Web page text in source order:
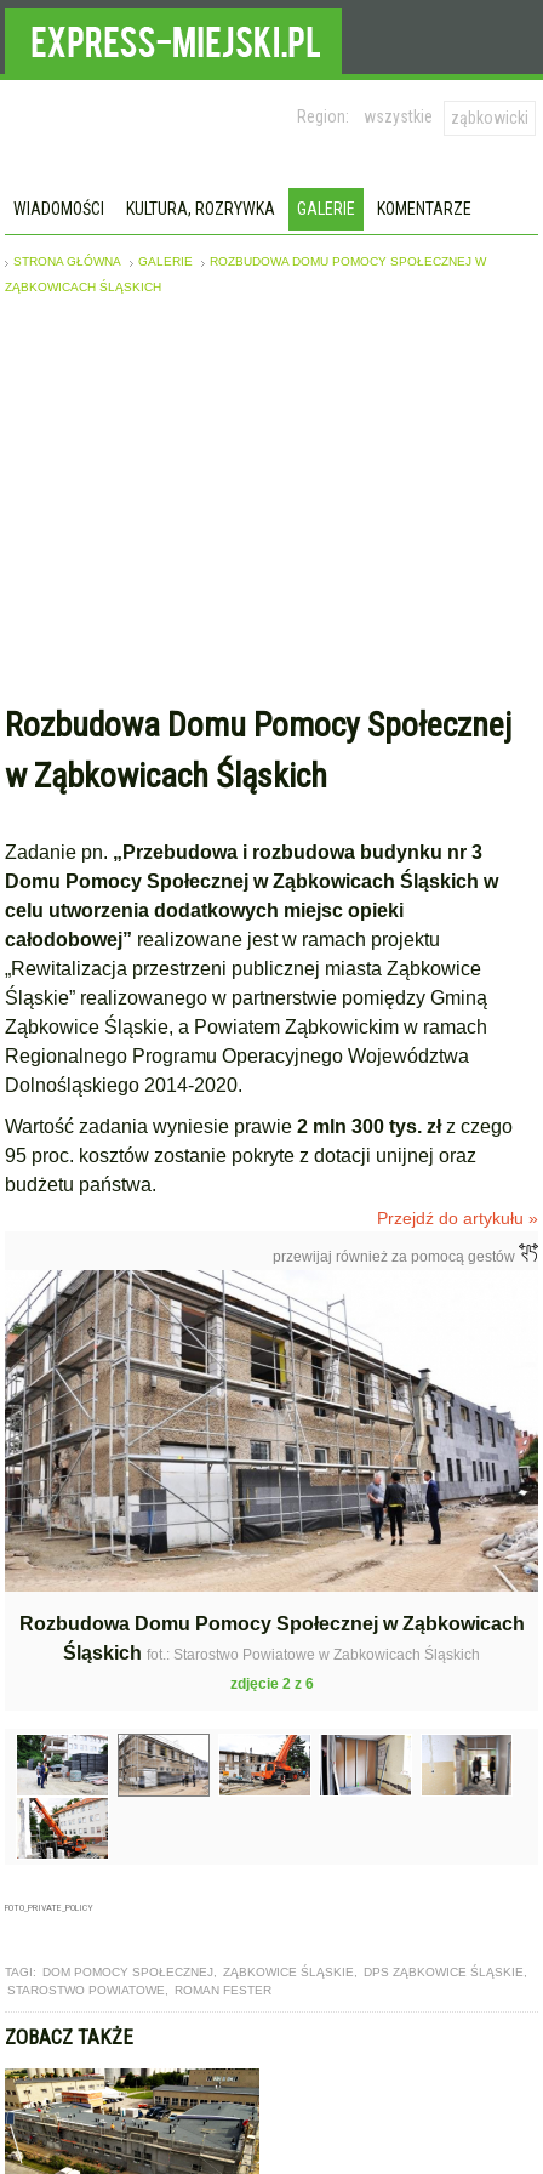
Region: wszystkie ząbkowicki
WIADOMOŚCI KULTURA, ROZRYWKA GALERIE KOMENTARZE
STRONA GŁÓWNA GALERIE
ROZBUDOWA DOMU POMOCY SPOŁECZNEJ W
ZĄBKOWICACH ŚLĄSKICH
Rozbudowa Domu Pomocy Społecznej
w Ząbkowicach Śląskich
Zadanie pn. „Przebudowa i rozbudowa budynku nr 3
Domu Pomocy Społecznej w Ząbkowicach Śląskich w
celu utworzenia dodatkowych miejsc opieki
całodobowej” realizowane jest w ramach projektu
„Rewitalizacja przestrzeni publicznej miasta Ząbkowice
Śląskie” realizowanego w partnerstwie pomiędzy Gminą
Ząbkowice Śląskie, a Powiatem Ząbkowickim w ramach
Regionalnego Programu Operacyjnego Województwa
Dolnośląskiego 2014-2020.
Wartość zadania wyniesie prawie2 mln 300 tys. złz czego
95 proc. kosztów zostanie pokryte z dotacji unijnej oraz
budżetu państwa.
Przejdź do artykułu »
przewijaj również za pomocą gestów
Rozbudowa Domu Pomocy Społecznej w Ząbkowicach
Śląskich fot.: Starostwo Powiatowe w Zabkowicach Śląskich
zdjęcie 2 z 6
FOTO_PRIVATE_POLICY
TAGI: DOM POMOCY SPOŁECZNEJ ZĄBKOWICE ŚLĄSKIE DPS ZĄBKOWICE ŚLĄSKIE
STAROSTWO POWIATOWE
ROMAN FESTER
ZOBACZ TAKŻE